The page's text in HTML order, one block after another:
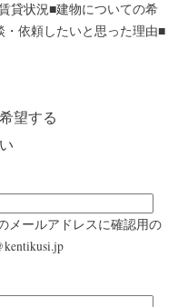
貸状況■建物についての希
依頼したいと思った理由■
望する
メールアドレスに確認用の